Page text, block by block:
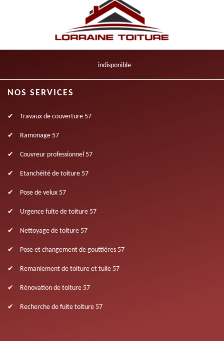
indisponible
NOS SERVICES
Travaux de couverture 57
Ramonage 57
Couvreur professionnel 57
Etanchéité de toiture 57
Pose de velux 57
Urgence fuite de toiture 57
Nettoyage de toiture 57
Pose et changement de gouttières 57
Remaniement de toiture et tuile 57
Rénovation de toiture 57
Recherche de fuite toiture 57